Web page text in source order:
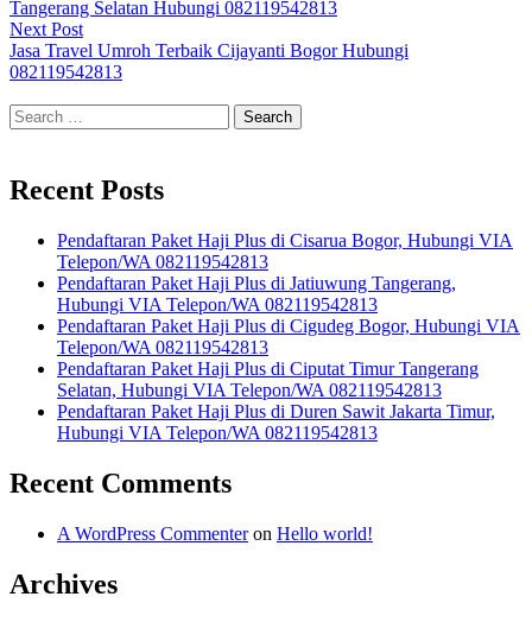
Tangerang Selatan Hubungi 082119542813
Next PostNext
post:
Jasa Travel Umroh Terbaik Cijayanti Bogor Hubungi
082119542813
Search
for:
Recent Posts
Pendaftaran Paket Haji Plus di Cisarua Bogor, Hubungi VIA
Telepon/WA 082119542813
Pendaftaran Paket Haji Plus di Jatiuwung Tangerang,
Hubungi VIA Telepon/WA 082119542813
Pendaftaran Paket Haji Plus di Cigudeg Bogor, Hubungi VIA
Telepon/WA 082119542813
Pendaftaran Paket Haji Plus di Ciputat Timur Tangerang
Selatan, Hubungi VIA Telepon/WA 082119542813
Pendaftaran Paket Haji Plus di Duren Sawit Jakarta Timur,
Hubungi VIA Telepon/WA 082119542813
Recent Comments
A WordPress Commenteron Hello world!
Archives